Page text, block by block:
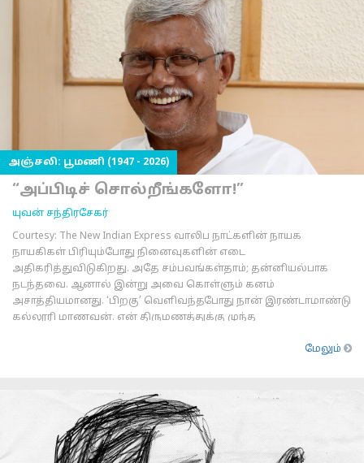
அஞ்சலி: பூமணி (1947 - 2026)
“அப்பிடிச் சொல்றீங்களோ!”
யுவன் சந்திரசேகர்
Courtesy: The New Indian Express வாலிப நாட்களின் நாயக
நாயகிகள் பிரியும்போது நினைவுகளின் எடை
அதிகரித்துவிடுகிறது. அதே சம்பவங்கள்தாம்; தன்னியல்பாக
நடந்தவை. ஆனால் இன்று அவை கொள்ளும் கனம்
அசாத்தியமானது. ‘பிறகு’ வெளிவந்தபோது நான் இரண்டாமாண்டு
கல்லூரி மாணவன். என் திருமணத்துக்கு முந்த
மேலும்